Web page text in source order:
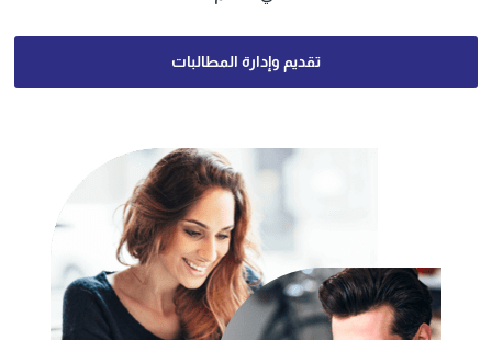
تقديم وإدارة المطالبات